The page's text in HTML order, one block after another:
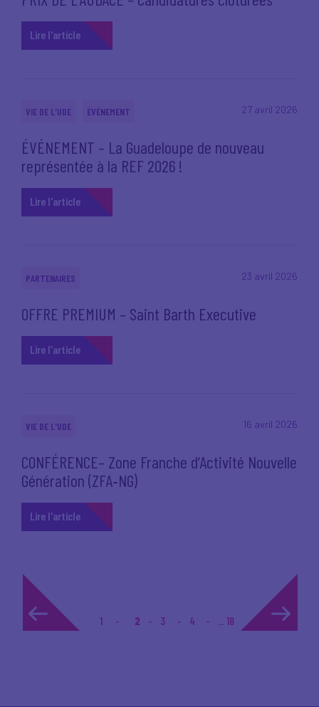
Lire l'article
27 avril 2026
VIE DE L'UDE ÉVÉNEMENT
ÉVÉNEMENT – La Guadeloupe de nouveau
représentée à la REF 2026 !
Lire l'article
23 avril 2026
PARTENAIRES
OFFRE PREMIUM – Saint Barth Executive
Lire l'article
16 avril 2026
VIE DE L'UDE
CONFÉRENCE– Zone Franche d’Activité Nouvelle
Génération (ZFA‑NG)
Lire l'article
1 2 3 4 ... 18